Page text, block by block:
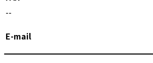
--
E-mail